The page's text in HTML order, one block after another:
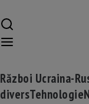
Război Ucraina-
diversTehnologie